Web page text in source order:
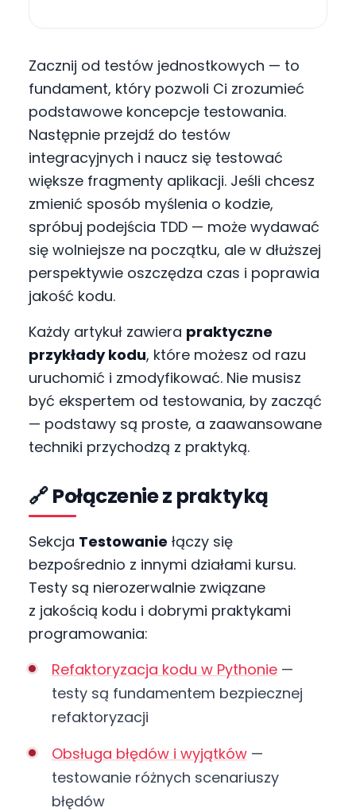
Zacznij od testów jednostkowych — to
fundament, który pozwoli Ci zrozumieć
podstawowe koncepcje testowania.
Następnie przejdź do testów
integracyjnych i naucz się testować
większe fragmenty aplikacji. Jeśli chcesz
zmienić sposób myślenia o kodzie,
spróbuj podejścia TDD — może wydawać
się wolniejsze na początku, ale w dłuższej
perspektywie oszczędza czas i poprawia
jakość kodu.
Każdy artykuł zawiera praktyczne
przykłady kodu, które możesz od razu
uruchomić i zmodyfikować. Nie musisz
być ekspertem od testowania, by zacząć
— podstawy są proste, a zaawansowane
techniki przychodzą z praktyką.
🔗 Połączenie z praktyką
Sekcja Testowanie łączy się
bezpośrednio z innymi działami kursu.
Testy są nierozerwalnie związane
z jakością kodu i dobrymi praktykami
programowania:
Refaktoryzacja kodu w Pythonie—
testy są fundamentem bezpiecznej
refaktoryzacji
Obsługa błędów i wyjątków—
testowanie różnych scenariuszy
błędów